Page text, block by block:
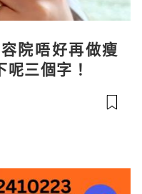
院唔好再做瘦
三個字！